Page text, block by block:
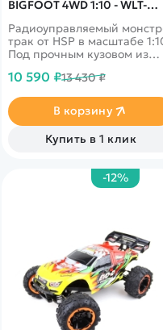
BIGFOOT 4WD 1:10 - WLT-
Радиоуправляемый
трак от HSP в масштабе
Под прочным кузовом из
коллекторный двигатель RC
ESC 03018. Шипованные
грунтовые покрышки
обеспечивают отличное
сцепление с дорогой. Цвет
10 590 ₽13 430 ₽
В корзину
Купить в 1 клик
-12%